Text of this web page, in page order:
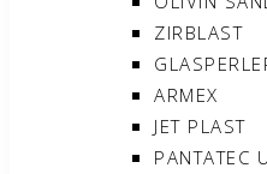
ZIRBLAST
ARMEX
JET PLAST
PANTATEC